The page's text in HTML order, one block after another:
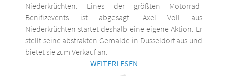
Niederkrüchten. Eines der größten Motorrad-
Benifizevents ist abgesagt. Axel Völl aus
Niederkrüchten startet deshalb eine eigene Aktion. Er
stellt seine abstrakten Gemälde in Düsseldorf aus und
bietet sie zum Verkauf an.
WEITERLESEN